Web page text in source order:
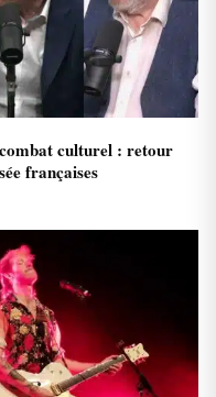
culturel : retour
françaises